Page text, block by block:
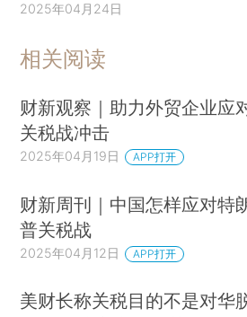
2025年04月24日
相关阅读
财新观察｜助力外贸企业应
关税战冲击
2025年04月19日 APP打开
财新周刊｜中国怎样应对特
普关税战
2025年04月12日 APP打开
美财长称关税目的不是对华